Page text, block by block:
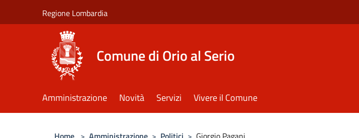
Regione Lombardia
Comune di Orio al Serio
Amministrazione Novità Servizi Vivere il Comune